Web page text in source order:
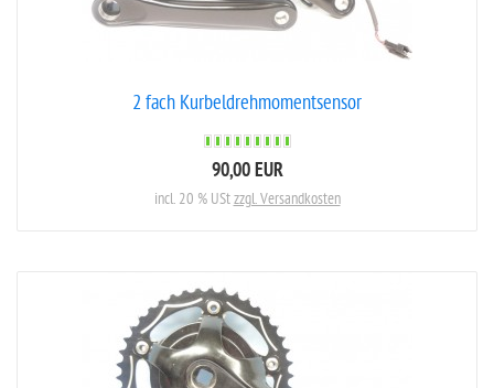
2 fach Kurbeldrehmomentsensor
90,00 EUR
incl. 20 % UStzzgl. Versandkosten